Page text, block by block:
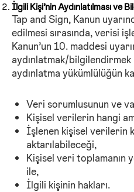
İlgili Kişi’nin Aydınlatılması ve
Tap and Sign, Kanun
edilmesi sırasında, verisi
Kanun’un 10. maddesi
aydınlatmak/bilgilendirmek
aydınlatma yükümlülüğün
Veri sorumlusunun ve
Kişisel verilerin hangi
İşlenen kişisel verilerin
aktarılabileceği,
Kişisel veri toplamanın
ile,
İlgili kişinin hakları.